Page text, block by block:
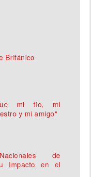
Británico
mi tío, mi
y mi amigo"
de
Impacto en el